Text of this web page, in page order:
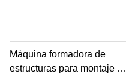
Máquina formadora de
estructuras para montaje de